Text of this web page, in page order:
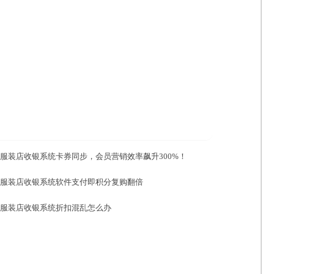
服装店收银系统卡券同步，会员营销效率飙升300%！
服装店收银系统软件支付即积分复购翻倍
服装店收银系统折扣混乱怎么办